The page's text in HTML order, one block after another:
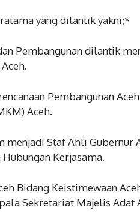
yang dilantik yakni;*
Pembangunan dilantik
Pembangunan
Aceh.
Staf Ahli Gubernur
Kerjasama.
Bidang Keistimewaan
Sekretariat Majelis Adat